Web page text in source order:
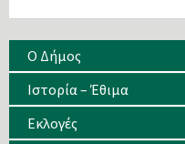
Ο Δήμος
Ιστορία – Έθιμα
Eκλογές